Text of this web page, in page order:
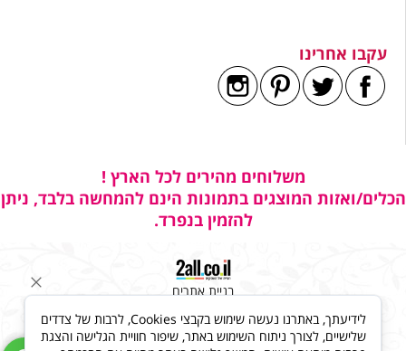
עקבו אחרינו
משלוחים מהירים לכל הארץ !
הכלים/ואזות המוצגים בתמונות הינם להמחשה בלבד, ניתן
להזמין בנפרד.
בניית אתרים
לידיעתך, באתרנו נעשה שימוש בקבצי Cookies, לרבות של צדדים
שלישיים, לצורך ניתוח השימוש באתר, שיפור חוויית הגלישה והצגת